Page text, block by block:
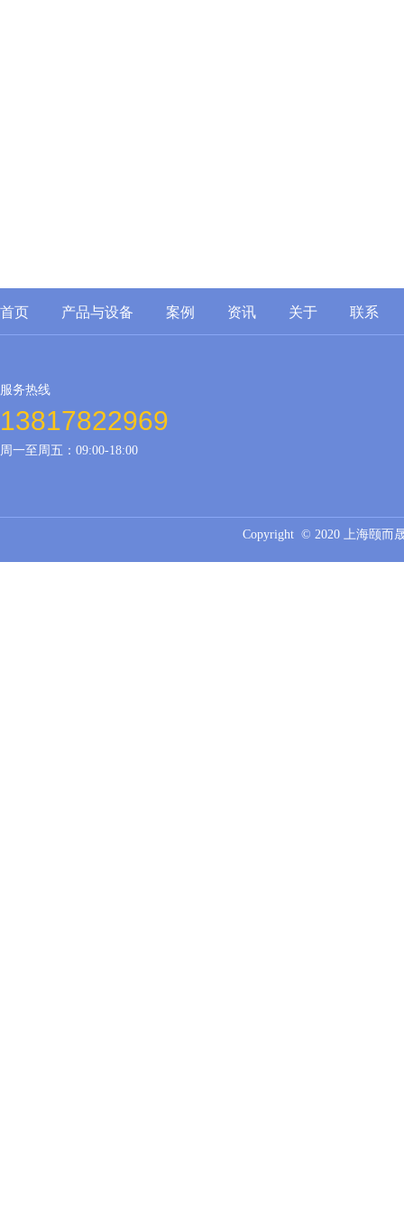
Copyright © 2020 上海颐而
首页 产品与设备 案例 资讯 关于 联系
服务热线
13817822969
周一至周五：09:00-18:00